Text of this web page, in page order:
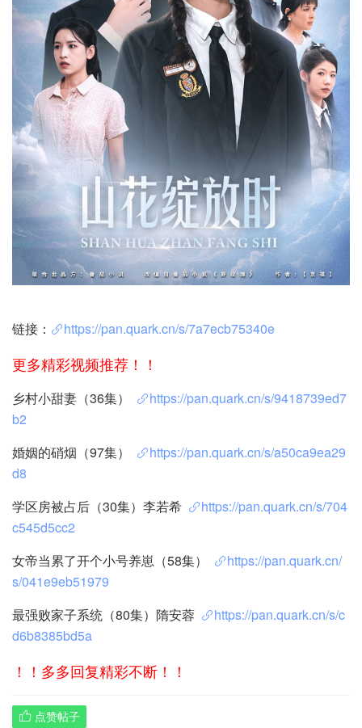
链接： https://pan.quark.cn/s/7a7ecb75340e
更多精彩视频推荐！！
乡村小甜妻（36集）
https://pan.quark.cn/s/9418739ed7
b2
婚姻的硝烟（97集）
https://pan.quark.cn/s/a50ca9ea29
d8
学区房被占后（30集）李若希
https://pan.quark.cn/s/704
c545d5cc2
女帝当累了开个小号养崽（58集）
https://pan.quark.cn/
s/041e9eb51979
最强败家子系统（80集）隋安蓉
https://pan.quark.cn/s/c
d6b8385bd5a
！！多多回复精彩不断！！
 点赞帖子